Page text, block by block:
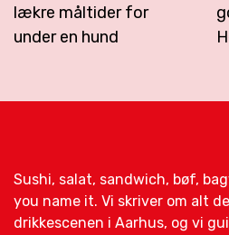
lækre måltider for
under en hund
Sushi, salat, sandwich, bøf,
you name it. Vi skriver om alt
drikkescenen i Aarhus, og vi